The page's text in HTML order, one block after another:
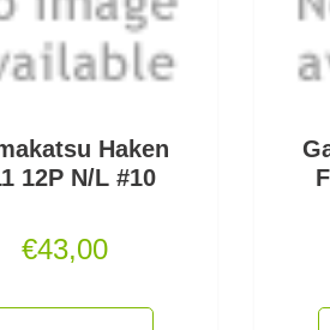
Haken
12P N/L #10
€43,00